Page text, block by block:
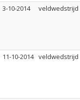
3-10-2014 veldwedstrijd
11-10-2014 veldwedstrijd